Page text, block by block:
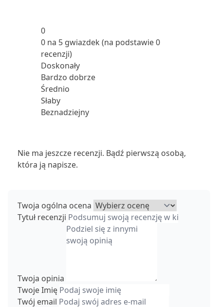
0
0 na 5 gwiazdek (na podstawie 0
recenzji)
Doskonały
Bardzo dobrze
Średnio
Słaby
Beznadziejny
Nie ma jeszcze recenzji. Bądź pierwszą osobą,
która ją napisze.
Twoja ogólna ocena
Tytuł recenzji
Twoja opinia
Twoje Imię
Twój email